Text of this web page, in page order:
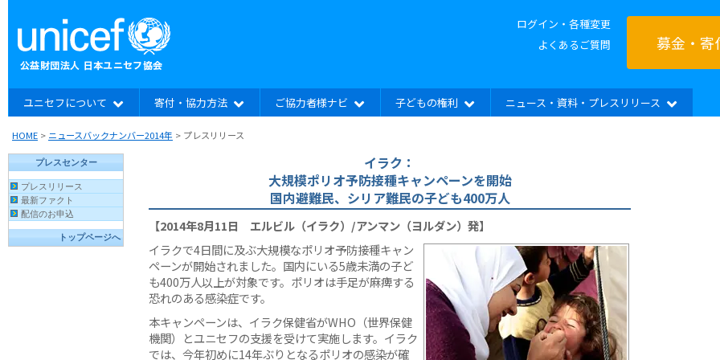
ログイン・各種変更
よくあるご質問
募金・寄
ユニセフについて 寄付・協力方法 ご協力者様ナビ 子どもの権利 ニュース・資料・プレスリリース
HOME > ニュースバックナンバー2014年 > プレスリリース
イラク：
大規模ポリオ予防接種キャンペーンを開始
国内避難民、シリア難民の子ども400万人
【2014年8月11日 エルビル（イラク）/アンマン（ヨルダン）発】
イラクで4日間に及ぶ大規模なポリオ予防接種キャン
ペーンが開始されました。国内にいる5歳未満の子ど
も400万人以上が対象です。ポリオは手足が麻痺する
恐れのある感染症です。
本キャンペーンは、イラク保健省がWHO（世界保健
機関）とユニセフの支援を受けて実施します。イラク
では、今年初めに14年ぶりとなるポリオの感染が確